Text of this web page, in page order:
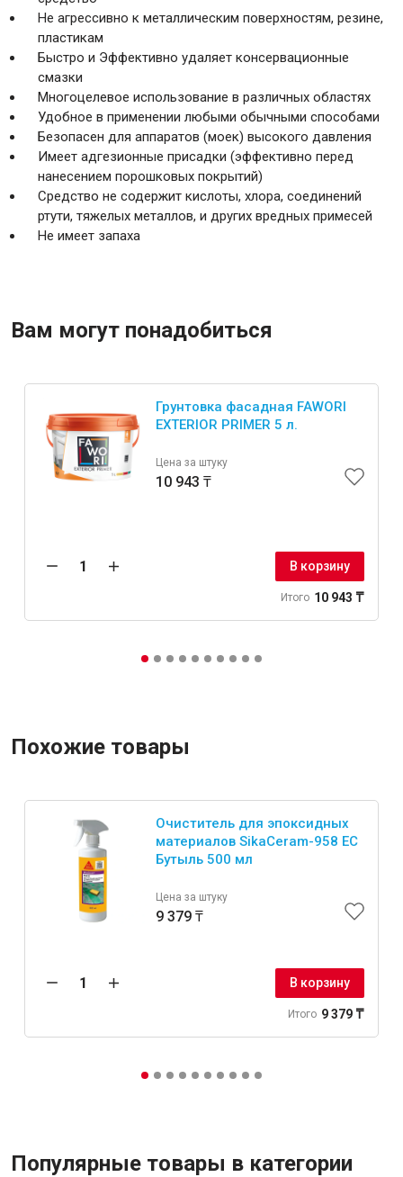
Не агрессивно к металлическим поверхностям, резине,
пластикам
Быстро и Эффективно удаляет консервационные
смазки
Многоцелевое использование в различных областях
Удобное в применении любыми обычными способами
Безопасен для аппаратов (моек) высокого давления
Имеет адгезионные присадки (эффективно перед
нанесением порошковых покрытий)
Средство не содержит кислоты, хлора, соединений
ртути, тяжелых металлов, и других вредных примесей
Не имеет запаха
Вам могут понадобиться
Грунтовка фасадная FAWORI
EXTERIOR PRIMER 5 л.
Цена за штуку
10 943 ₸
В корзину
Итого 10 943 ₸
Похожие товары
Очиститель для эпоксидных
материалов SikaCeram-958 EC
Бутыль 500 мл
Цена за штуку
9 379 ₸
В корзину
Итого 9 379 ₸
Популярные товары в категории
Оборудование для клининга и уборки